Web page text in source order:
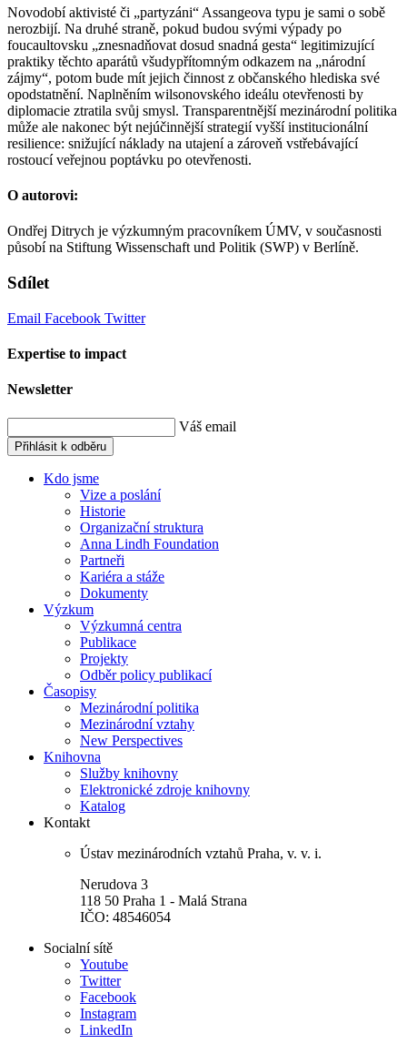
Novodobí aktivisté či „partyzáni“ Assangeova typu je sami o sobě
nerozbijí. Na druhé straně, pokud budou svými výpady po
foucaultovsku „znesnadňovat dosud snadná gesta“ legitimizující
praktiky těchto aparátů všudypřítomným odkazem na „národní
zájmy“, potom bude mít jejich činnost z občanského hlediska své
opodstatnění. Naplněním wilsonovského ideálu otevřenosti by
diplomacie ztratila svůj smysl. Transparentnější mezinárodní politika
může ale nakonec být nejúčinnější strategií vyšší institucionální
resilience: snižující náklady na utajení a zároveň vstřebávající
rostoucí veřejnou poptávku po otevřenosti.
O autorovi:
Ondřej Ditrych je výzkumným pracovníkem ÚMV, v současnosti
působí na Stiftung Wissenschaft und Politik (SWP) v Berlíně.
Sdílet
Email Facebook Twitter
Expertise to impact
Newsletter
Váš email
Přihlásit k odběru
Kdo jsme
Vize a poslání
Historie
Organizační struktura
Anna Lindh Foundation
Partneři
Kariéra a stáže
Dokumenty
Výzkum
Výzkumná centra
Publikace
Projekty
Odběr policy publikací
Časopisy
Mezinárodní politika
Mezinárodní vztahy
New Perspectives
Knihovna
Služby knihovny
Elektronické zdroje knihovny
Katalog
Kontakt
Ústav mezinárodních vztahů Praha, v. v. i.
Nerudova 3
118 50 Praha 1 - Malá Strana
IČO: 48546054
Socialní sítě
Youtube
Twitter
Facebook
Instagram
LinkedIn